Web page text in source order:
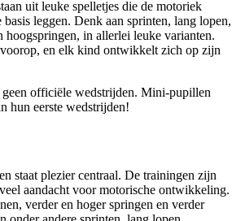
uit leuke spelletjes die de motoriek
leggen. Denk aan sprinten, lang lopen,
hoogspringen, in allerlei leuke varianten.
voorop, en elk kind ontwikkelt zich op zijn
officiële wedstrijden. Mini-pupillen
hun eerste wedstrijden!
staat plezier centraal. De trainingen zijn
aandacht voor motorische ontwikkeling.
verder en hoger springen en verder